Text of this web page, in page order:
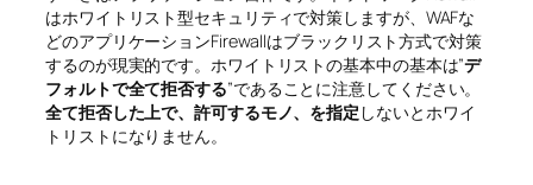
はホワイトリスト型セキュリティで対策しますが、WAFな
どのアプリケーションFirewallはブラックリスト方式で対策
するのが現実的です。ホワイトリストの基本中の基本は”デ
フォルトで全て拒否する”であることに注意してください。
全て拒否した上で、許可するモノ、を指定 しないとホワイ
トリストになりません。